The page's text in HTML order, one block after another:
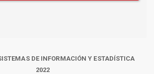
DE INFORMACIÓN Y ESTADÍSTICA
2022